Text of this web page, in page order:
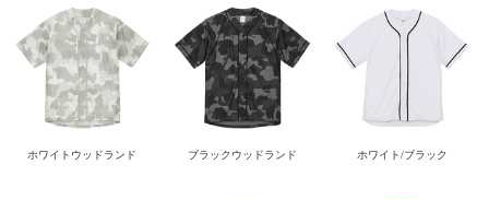
ホワイトウッドランド ブラックウッドランド ホワイト/ブラック